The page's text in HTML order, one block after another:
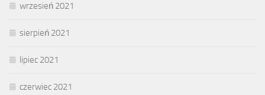
wrzesień 2021
sierpień 2021
lipiec 2021
czerwiec 2021